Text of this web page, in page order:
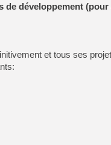
de développement (pour
et tous ses